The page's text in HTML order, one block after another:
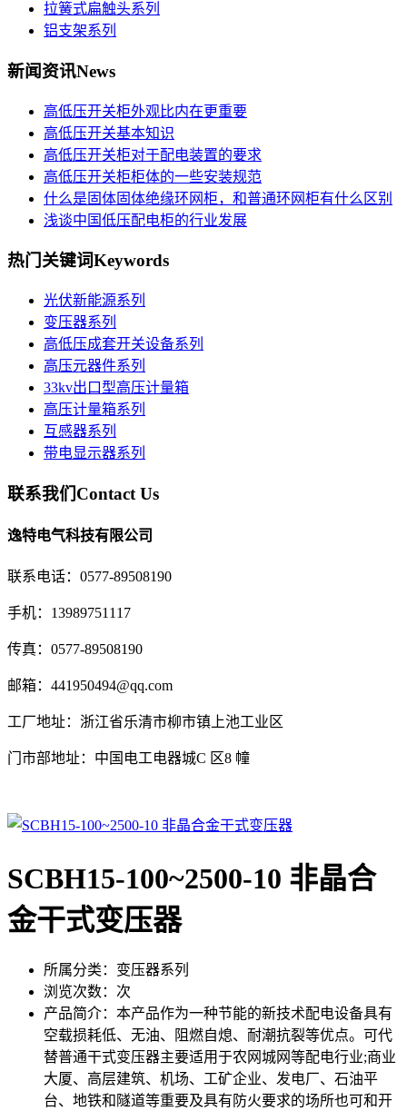
拉簧式扁触头系列
铝支架系列
新闻资讯News
高低压开关柜外观比内在更重要
高低压开关基本知识
高低压开关柜对于配电装置的要求
高低压开关柜柜体的一些安装规范
什么是固体固体绝缘环网柜，和普通环网柜有什么区别
浅谈中国低压配电柜的行业发展
热门关键词Keywords
光伏新能源系列
变压器系列
高低压成套开关设备系列
高压元器件系列
33kv出口型高压计量箱
高压计量箱系列
互感器系列
带电显示器系列
联系我们Contact Us
逸特电气科技有限公司
联系电话：0577-89508190
手机：13989751117
传真：0577-89508190
邮箱：441950494@qq.com
工厂地址：浙江省乐清市柳市镇上池工业区
门市部地址：中国电工电器城C 区8 幢
SCBH15-100~2500-10 非晶合
金干式变压器
所属分类： 变压器系列
浏览次数： 次
产品简介： 本产品作为一种节能的新技术配电设备具有
空载损耗低、无油、阻燃自熄、耐潮抗裂等优点。可代
替普通干式变压器主要适用于农网城网等配电行业;商业
大厦、高层建筑、机场、工矿企业、发电厂、石油平
台、地铁和隧道等重要及具有防火要求的场所也可和开